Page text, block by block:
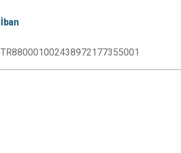
İban
TR880001002438972177355001